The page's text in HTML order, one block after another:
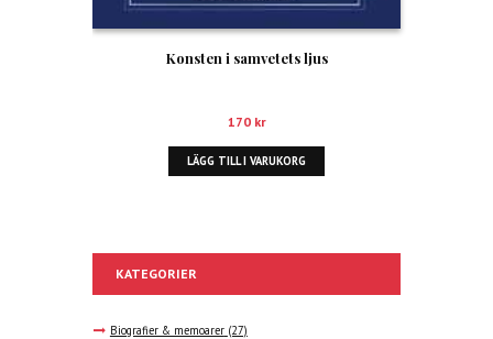
Konsten i samvetets ljus
170 kr
LÄGG TILL I VARUKORG
KATEGORIER
Biografier & memoarer (27)